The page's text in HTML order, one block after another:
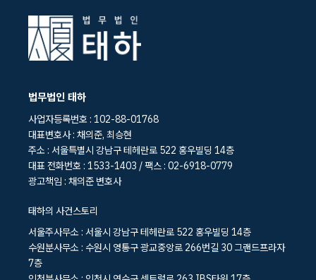
법무법인 태하
사업자등록번호 : 102-88-01768
대표변호사 : 채의준, 최승현
주소 : 서울특별시 강남구 테헤란로 522 홍우빌딩 14층
대표 전화번호 : 1533-1403 / 팩스 : 02-6918-0779
광고책임 : 채의준 변호사
태하의 사건스토리
서울주사무소 : 서울시 강남구 테헤란로 522 홍우빌딩 14층
수원분사무소 : 수원시 영통구 광교중앙로 266번길 30 그랜드프라자
7층